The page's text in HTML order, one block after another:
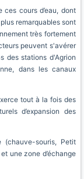
ces cours d’eau, dont
remarquables sont
très fortement
peuvent s'avérer
des stations d'Agrion
dans les canaux
tout à la fois des
d’expansion des
souris, Petit
une zone d’échange